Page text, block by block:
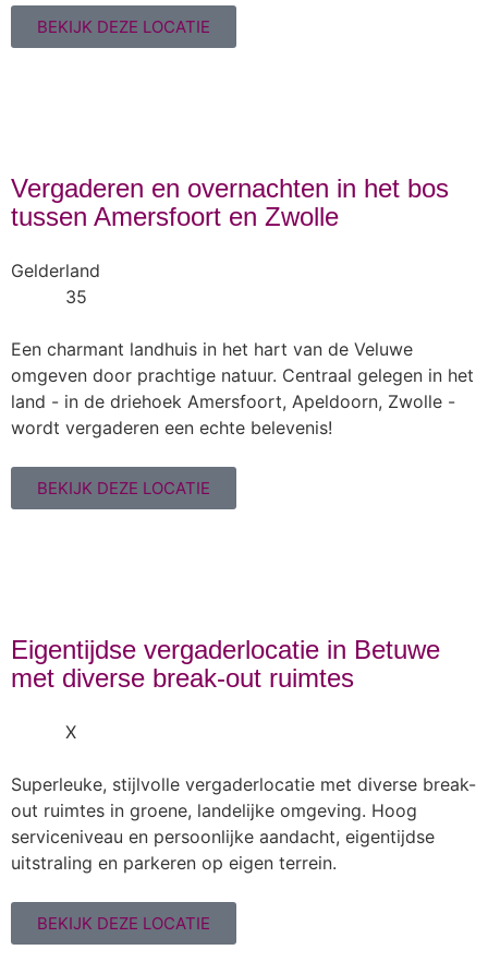
BEKIJK DEZE LOCATIE
Vergaderen en overnachten in het bos
tussen Amersfoort en Zwolle
Gelderland
35
Een charmant landhuis in het hart van de Veluwe
omgeven door prachtige natuur. Centraal gelegen in het
land - in de driehoek Amersfoort, Apeldoorn, Zwolle -
wordt vergaderen een echte belevenis!
BEKIJK DEZE LOCATIE
Eigentijdse vergaderlocatie in Betuwe
met diverse break-out ruimtes
X
Superleuke, stijlvolle vergaderlocatie met diverse break-
out ruimtes in groene, landelijke omgeving. Hoog
serviceniveau en persoonlijke aandacht, eigentijdse
uitstraling en parkeren op eigen terrein.
BEKIJK DEZE LOCATIE